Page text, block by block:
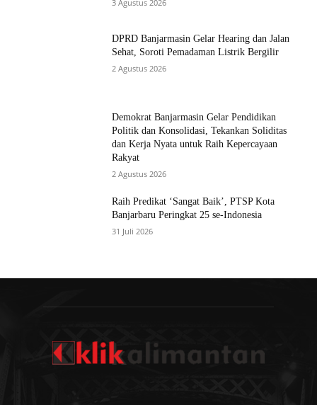
3 Agustus 2026
DPRD Banjarmasin Gelar Hearing dan Jalan
Sehat, Soroti Pemadaman Listrik Bergilir
2 Agustus 2026
Demokrat Banjarmasin Gelar Pendidikan
Politik dan Konsolidasi, Tekankan Soliditas
dan Kerja Nyata untuk Raih Kepercayaan
Rakyat
2 Agustus 2026
Raih Predikat ‘Sangat Baik’, PTSP Kota
Banjarbaru Peringkat 25 se-Indonesia
31 Juli 2026